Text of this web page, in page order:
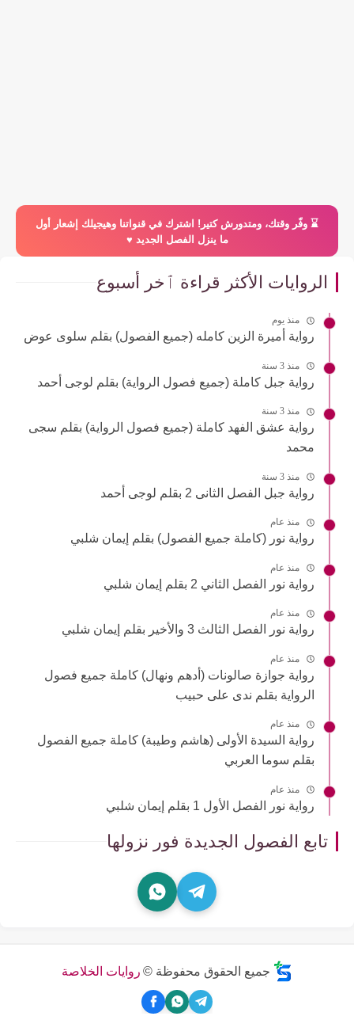
⌛️ وفّر وقتك، ومتدورش كتير! اشترك في قنواتنا وهيجيلك إشعار أول
ما ينزل الفصل الجديد ♥️
الروايات الأكثر قراءة ٱخر أسبوع
منذ يوم
رواية أميرة الزين كامله (جميع الفصول) بقلم سلوى عوض
منذ 3 سنة
رواية جبل كاملة (جميع فصول الرواية) بقلم لوجى أحمد
منذ 3 سنة
رواية عشق الفهد كاملة (جميع فصول الرواية) بقلم سجى
محمد
منذ 3 سنة
رواية جبل الفصل الثانى 2 بقلم لوجى أحمد
منذ عام
رواية نور (كاملة جميع الفصول) بقلم إيمان شلبي
منذ عام
رواية نور الفصل الثاني 2 بقلم إيمان شلبي
منذ عام
رواية نور الفصل الثالث 3 والأخير بقلم إيمان شلبي
منذ عام
رواية جوازة صالونات (أدهم ونهال) كاملة جميع فصول
الرواية بقلم ندى على حبيب
منذ عام
رواية السيدة الأولى (هاشم وطيبة) كاملة جميع الفصول
بقلم سوما العربي
منذ عام
رواية نور الفصل الأول 1 بقلم إيمان شلبي
تابع الفصول الجديدة فور نزولها
جميع الحقوق محفوظة © روايات الخلاصة